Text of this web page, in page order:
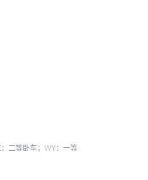
二等卧车；WY：一等